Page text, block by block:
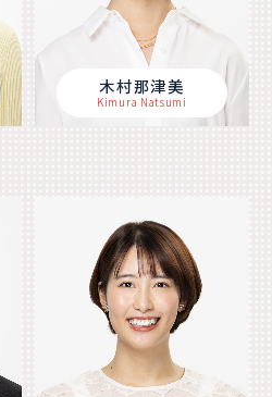
木村那津美
Kimura Natsumi